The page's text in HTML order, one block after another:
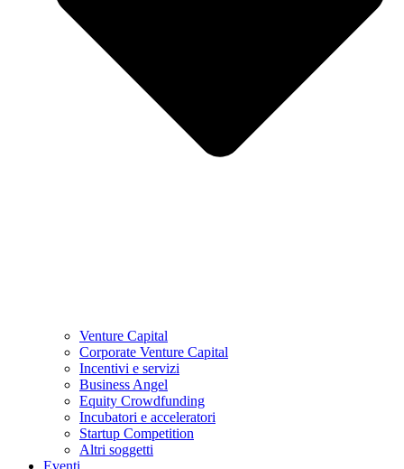
Venture Capital
Corporate Venture Capital
Incentivi e servizi
Business Angel
Equity Crowdfunding
Incubatori e acceleratori
Startup Competition
Altri soggetti